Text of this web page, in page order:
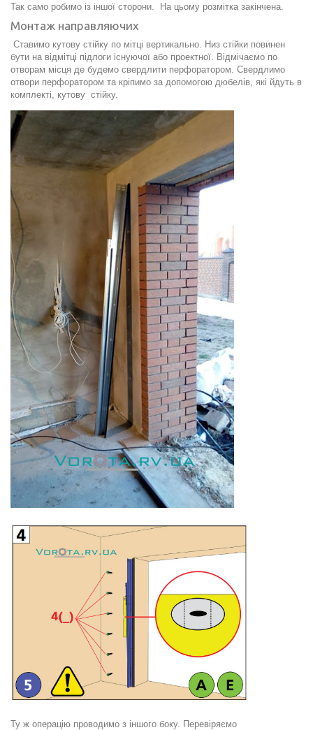
Так само робимо із іншої сторони. На цьому розмітка закінчена.
Монтаж направляючих
Ставимо кутову стійку по мітці вертикально. Низ стійки повинен
бути на відмітці підлоги існуючої або проектної. Відмічаємо по
отворам місця де будемо свердлити перфоратором. Свердлимо
отвори перфоратором та кріпимо за допомогою дюбелів, які йдуть в
комплекті, кутову стійку.
Ту ж операцію проводимо з іншого боку. Перевіряємо